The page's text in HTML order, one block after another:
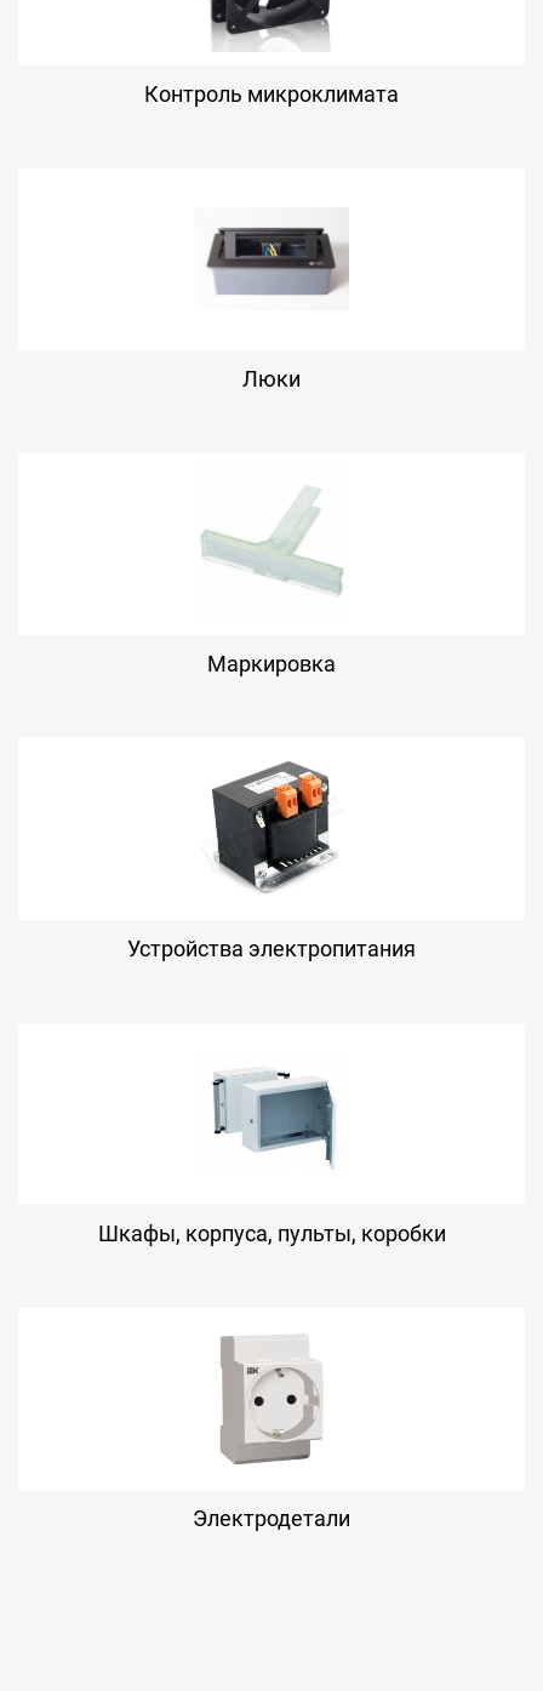
Контроль микроклимата
Люки
Маркировка
Устройства электропитания
Шкафы, корпуса, пульты, коробки
Электродетали